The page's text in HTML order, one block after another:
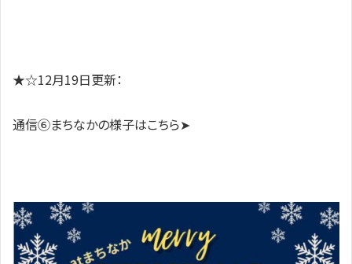
★☆12月19日更新：
通信⑥まちなかの様子はこちら➤